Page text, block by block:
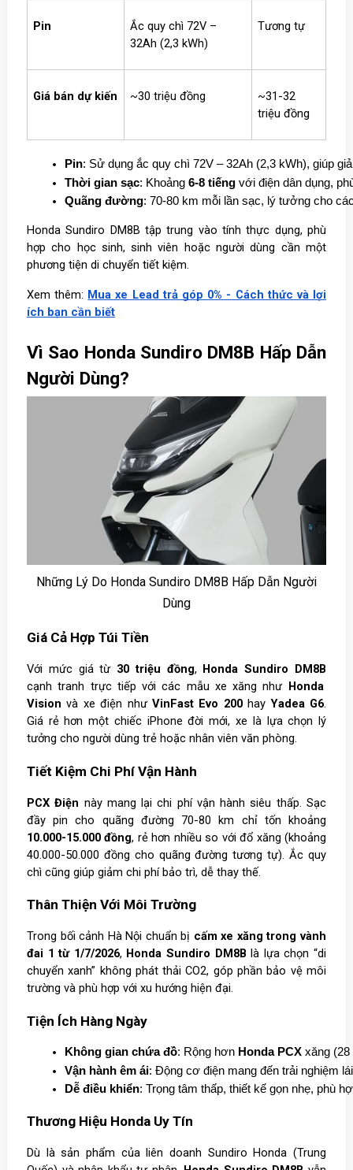
Pin
Ắc quy chì 72V –
32Ah (2,3 kWh)
Tương tự
Giá bán dự kiến ~30 triệu đồng
~31-32
triệu đồng
Pin: Sử dụng ắc quy chì 72V – 32Ah (2,3 kWh), giúp
Thời gian sạc: Khoảng 6-8 tiếng với điện dân dụng,
Quãng đường: 70-80 km mỗi lần sạc, lý tưởng cho
Honda Sundiro DM8B tập trung vào tính thực dụng, phù
hợp cho học sinh, sinh viên hoặc người dùng cần một
phương tiện di chuyển tiết kiệm.
Xem thêm: Mua xe Lead trả góp 0% - Cách thức và lợi
ích bạn cần biết
Vì Sao Honda Sundiro DM8B Hấp Dẫn
Người Dùng?
Những Lý Do Honda Sundiro DM8B Hấp Dẫn Người
Dùng
Giá Cả Hợp Túi Tiền
Với mức giá từ 30 triệu đồng, Honda Sundiro DM8B
cạnh tranh trực tiếp với các mẫu xe xăng như Honda
Vision và xe điện như VinFast Evo 200hayYadea G6.
Giá rẻ hơn một chiếc iPhone đời mới, xe là lựa chọn lý
tưởng cho người dùng trẻ hoặc nhân viên văn phòng.
Tiết Kiệm Chi Phí Vận Hành
PCX Điện này mang lại chi phí vận hành siêu thấp. Sạc
đầy pin cho quãng đường 70-80 km chỉ tốn khoảng
10.000-15.000 đồng, rẻ hơn nhiều so với đổ xăng (khoảng
40.000-50.000 đồng cho quãng đường tương tự). Ắc quy
chì cũng giúp giảm chi phí bảo trì, dễ thay thế.
Thân Thiện Với Môi Trường
Trong bối cảnh Hà Nội chuẩn bị cấm xe xăng trong vành
đai 1 từ 1/7/2026, Honda Sundiro DM8B là lựa chọn “di
chuyển xanh” không phát thải CO2, góp phần bảo vệ môi
trường và phù hợp với xu hướng hiện đại.
Tiện Ích Hàng Ngày
Không gian chứa đồ: Rộng hơn Honda PCX xăng (28
Vận hành êm ái: Động cơ điện mang đến trải nghiệm
Dễ điều khiển: Trọng tâm thấp, thiết kế gọn nhẹ, phù
Thương Hiệu Honda Uy Tín
Dù là sản phẩm của liên doanh Sundiro Honda (Trung